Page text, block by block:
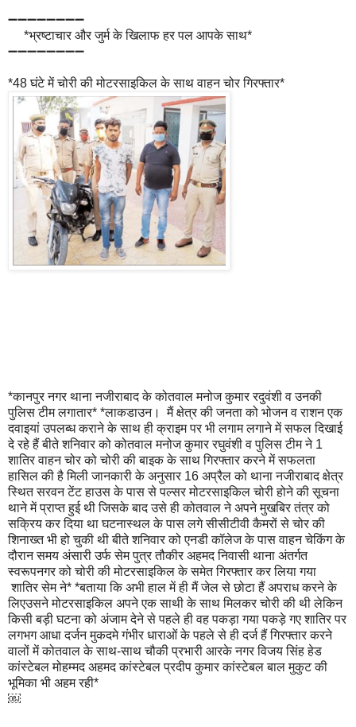
➖➖➖➖➖➖➖➖
*भ्रष्टाचार और जुर्म के खिलाफ हर पल आपके साथ*
➖➖➖➖➖➖➖➖
*48 घंटे में चोरी की मोटरसाइकिल के साथ वाहन चोर गिरफ्तार*
*कानपुर नगर थाना नजीराबाद के कोतवाल मनोज कुमार रदुवंशी व उनकी
पुलिस टीम लगातार* *लाकडाउन। मैं क्षेत्र की जनता को भोजन व राशन एक
दवाइयां उपलब्ध कराने के साथ ही क्राइम पर भी लगाम लगाने में सफल दिखाई
दे रहे हैं बीते शनिवार को कोतवाल मनोज कुमार रघुवंशी व पुलिस टीम ने 1
शातिर वाहन चोर को चोरी की बाइक के साथ गिरफ्तार करने में सफलता
हासिल की है मिली जानकारी के अनुसार 16 अप्रैल को थाना नजीराबाद क्षेत्र
स्थित सरवन टेंट हाउस के पास से पल्सर मोटरसाइकिल चोरी होने की सूचना
थाने में प्राप्त हुई थी जिसके बाद उसे ही कोतवाल ने अपने मुखबिर तंत्र को
सक्रिय कर दिया था घटनास्थल के पास लगे सीसीटीवी कैमरों से चोर की
शिनाख्त भी हो चुकी थी बीते शनिवार को एनडी कॉलेज के पास वाहन चेकिंग के
दौरान समय अंसारी उर्फ सेम पुत्र तौकीर अहमद निवासी थाना अंतर्गत
स्वरूपनगर को चोरी की मोटरसाइकिल के समेत गिरफ्तार कर लिया गया
शातिर सेम ने* *बताया कि अभी हाल में ही मैं जेल से छोटा हैं अपराध करने के
लिएउसने मोटरसाइकिल अपने एक साथी के साथ मिलकर चोरी की थी लेकिन
किसी बड़ी घटना को अंजाम देने से पहले ही वह पकड़ा गया पकड़े गए शातिर पर
लगभग आधा दर्जन मुकदमे गंभीर धाराओं के पहले से ही दर्ज हैं गिरफ्तार करने
वालों में कोतवाल के साथ-साथ चौकी प्रभारी आरके नगर विजय सिंह हेड
कांस्टेबल मोहम्मद अहमद कांस्टेबल प्रदीप कुमार कांस्टेबल बाल मुकुट की
भूमिका भी अहम रही*
￼